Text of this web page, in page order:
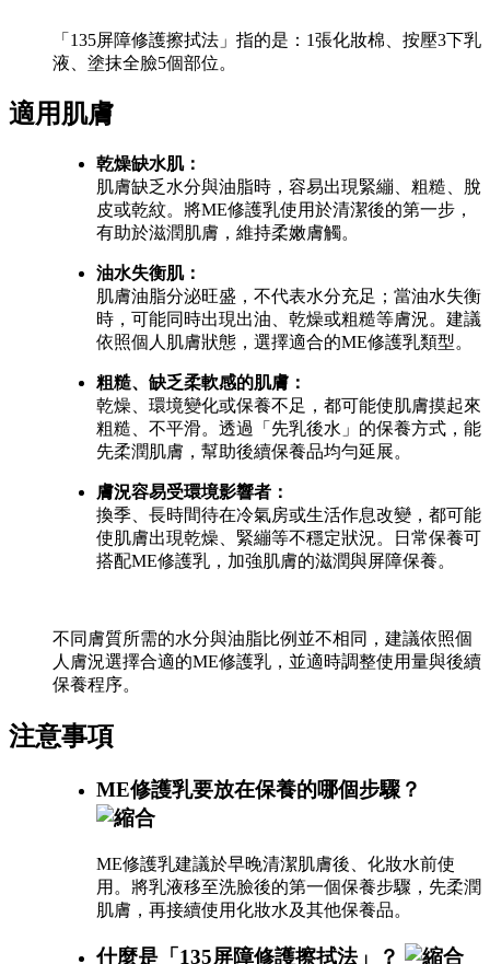
「135屏障修護擦拭法」指的是：1張化妝棉、按壓3下乳
液、塗抹全臉5個部位。
適用肌膚
乾燥缺水肌：
肌膚缺乏水分與油脂時，容易出現緊繃、粗糙、脫
皮或乾紋。將ME修護乳使用於清潔後的第一步，
有助於滋潤肌膚，維持柔嫩膚觸。
油水失衡肌：
肌膚油脂分泌旺盛，不代表水分充足；當油水失衡
時，可能同時出現出油、乾燥或粗糙等膚況。建議
依照個人肌膚狀態，選擇適合的ME修護乳類型。
粗糙、缺乏柔軟感的肌膚：
乾燥、環境變化或保養不足，都可能使肌膚摸起來
粗糙、不平滑。透過「先乳後水」的保養方式，能
先柔潤肌膚，幫助後續保養品均勻延展。
膚況容易受環境影響者：
換季、長時間待在冷氣房或生活作息改變，都可能
使肌膚出現乾燥、緊繃等不穩定狀況。日常保養可
搭配ME修護乳，加強肌膚的滋潤與屏障保養。
不同膚質所需的水分與油脂比例並不相同，建議依照個
人膚況選擇合適的ME修護乳，並適時調整使用量與後續
保養程序。
注意事項
ME修護乳要放在保養的哪個步驟？
ME修護乳建議於早晚清潔肌膚後、化妝水前使
用。將乳液移至洗臉後的第一個保養步驟，先柔潤
肌膚，再接續使用化妝水及其他保養品。
什麼是「135屏障修護擦拭法」？